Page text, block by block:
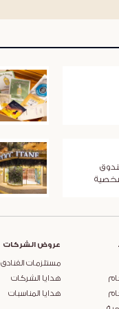
شخصية
عروض الشركات
مستلزمات الفنادق
هدايا الشركات
هدايا المناسبات